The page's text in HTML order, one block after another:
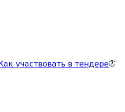
участвовать в тендере